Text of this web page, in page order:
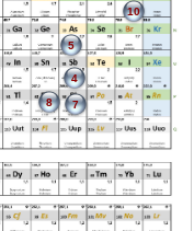
4
5
7
8
10